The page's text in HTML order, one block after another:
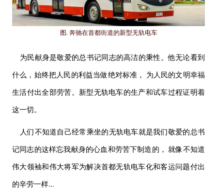
图. 奔驰在首都街道的新型无轨电车
为民献身是敬爱的总书记同志的高洁的秉性。他无论看到
什么，始终把人民的利益当做绝对标准， 为人民的文明幸福
生活付出全部劳苦。新型无轨电车的生产和试车过程证明着
这一切。
人们不知道自己经常乘坐的无轨电车就是我们敬爱的总书
记同志的这样忘我献身的心血和劳苦下制造的， 就像不知道
伟大领袖和伟大将军为解决首都无轨电车化和客运问题付出
的辛劳一样…